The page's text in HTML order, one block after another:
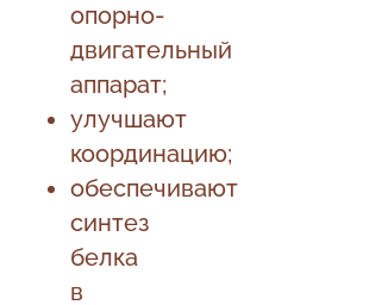
опорно-
двигательный
аппарат;
улучшают
координацию;
обеспечивают
синтез
белка
в